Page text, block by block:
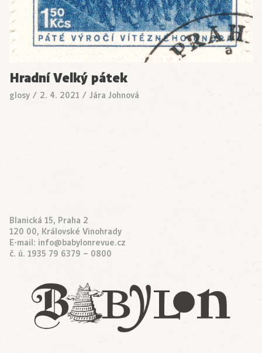
Hradní Velký pátek
glosy / 2. 4. 2021 / Jára Johnová
Blanická 15, Praha 2
120 00, Královské Vinohrady
E-mail: info@babylonrevue.cz
č. ú. 1935 79 6379 – 0800